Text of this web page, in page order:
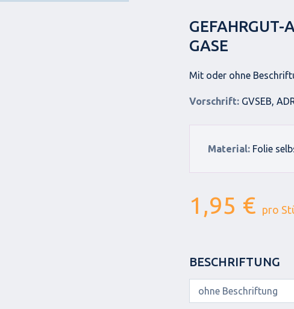
GEFAHRGUT-
GASE
Mit oder ohne
Vorschrift: GVSEB,
Material: Folie
1,95 € pro
BESCHRIFTUNG